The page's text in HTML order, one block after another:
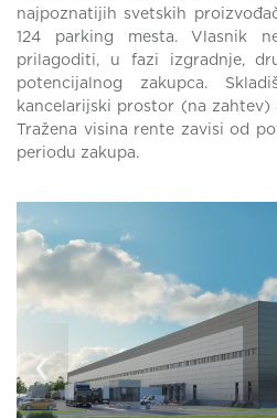
najpoznatijih svetskih
124 parking mesta. Vlasnik
prilagoditi, u fazi izgradnje,
potencijalnog zakupca.
kancelarijski prostor (na
Tražena visina rente zavisi od
periodu zakupa.
‹